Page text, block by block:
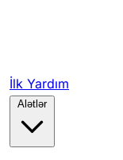
İlk Yardım
Alətlər